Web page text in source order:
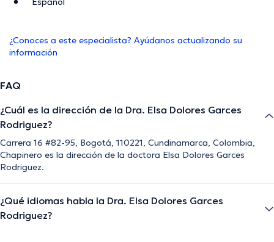
¿Conoces a este especialista? Ayúdanos actualizando su
información
FAQ
¿Cuál es la dirección de la Dra. Elsa Dolores Garces
Rodriguez?
Carrera 16 #82-95, Bogotá, 110221, Cundinamarca, Colombia,
Chapinero es la dirección de la doctora Elsa Dolores Garces
Rodriguez.
¿Qué idiomas habla la Dra. Elsa Dolores Garces
Rodriguez?